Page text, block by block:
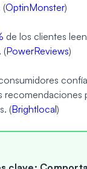
(OptinMonster)
de los clientes
(PowerReviews)
recomendaciones
(Brightlocal)